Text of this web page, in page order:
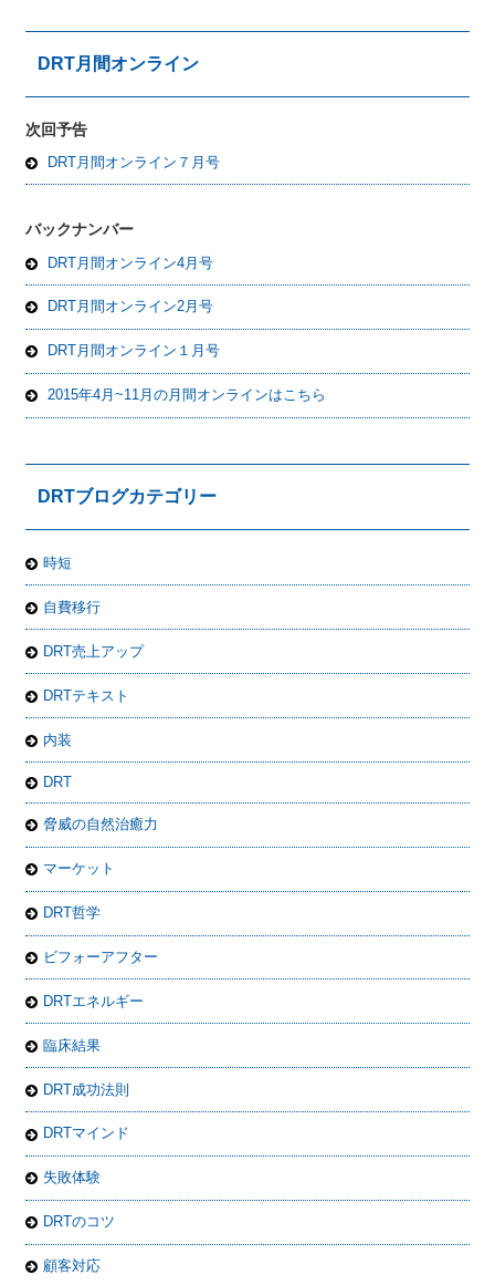
DRT月間オンライン
次回予告
DRT月間オンライン７月号
バックナンバー
DRT月間オンライン4月号
DRT月間オンライン2月号
DRT月間オンライン１月号
2015年4月~11月の月間オンラインはこちら
DRTブログカテゴリー
時短
自費移行
DRT売上アップ
DRTテキスト
内装
DRT
脅威の自然治癒力
マーケット
DRT哲学
ビフォーアフター
DRTエネルギー
臨床結果
DRT成功法則
DRTマインド
失敗体験
DRTのコツ
顧客対応